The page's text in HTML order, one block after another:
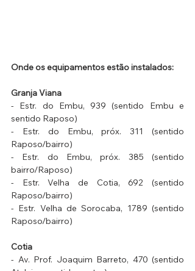
Onde os equipamentos estão instalados:
Granja Viana
- Estr. do Embu, 939 (sentido Embu e
sentido Raposo)
- Estr. do Embu, próx. 311 (sentido
Raposo/bairro)
- Estr. do Embu, próx. 385 (sentido
bairro/Raposo)
- Estr. Velha de Cotia, 692 (sentido
Raposo/bairro)
- Estr. Velha de Sorocaba, 1789 (sentido
Raposo/bairro)
Cotia
- Av. Prof. Joaquim Barreto, 470 (sentido